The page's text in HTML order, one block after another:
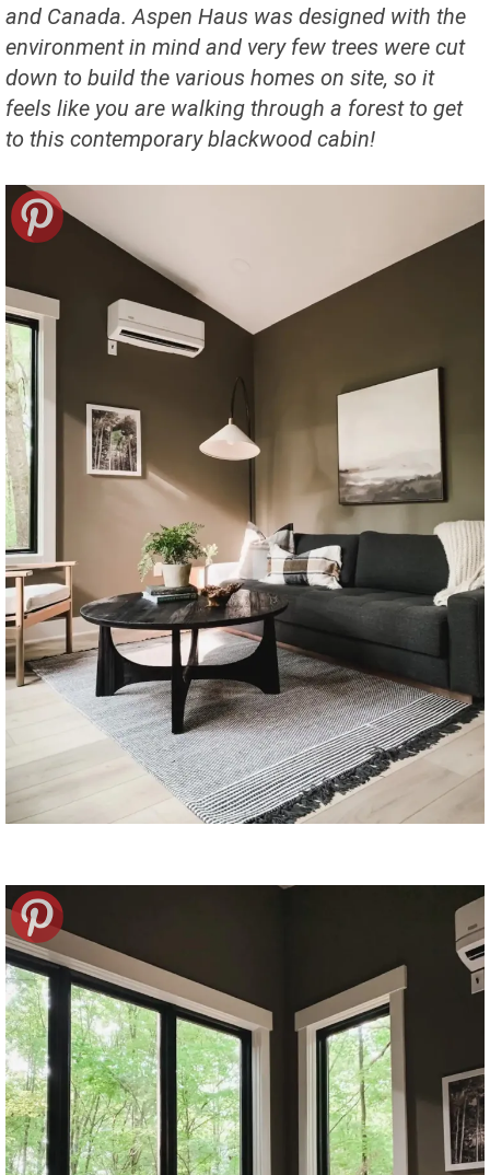
and Canada. Aspen Haus was designed with the
environment in mind and very few trees were cut
down to build the various homes on site, so it
feels like you are walking through a forest to get
to this contemporary blackwood cabin!